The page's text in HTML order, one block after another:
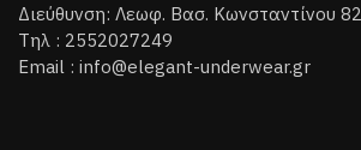
Διεύθυνση: Λεωφ. Βασ. Κωνσταντίνου 82
Τηλ : 2552027249
Email : info@elegant-underwear.gr